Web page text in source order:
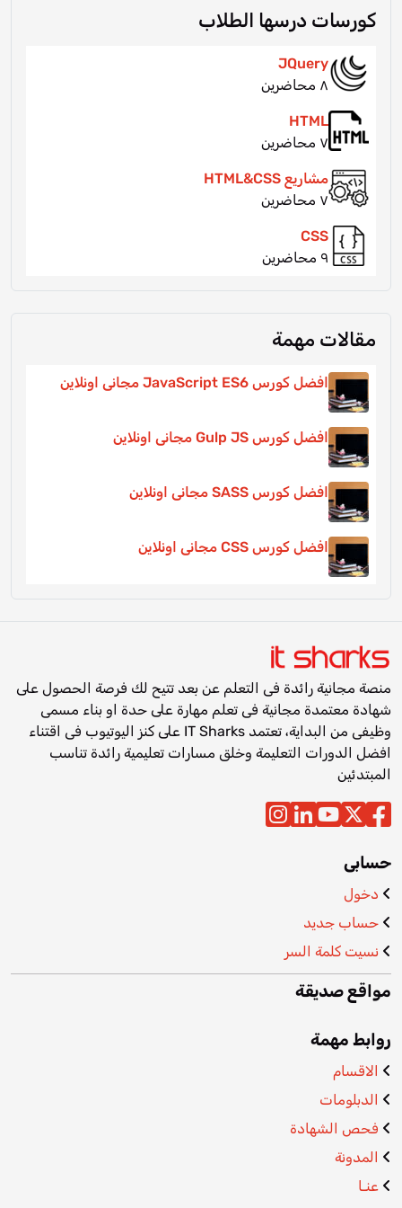
كورسات درسها الطلاب
JQuery
٨ محاضرين
HTML
٧ محاضرين
مشاريع HTML&CSS
٧ محاضرين
CSS
٩ محاضرين
مقالات مهمة
افضل كورس JavaScript ES6 مجانى اونلاين
افضل كورس Gulp JS مجانى اونلاين
افضل كورس SASS مجانى اونلاين
افضل كورس CSS مجانى اونلاين
منصة مجانية رائدة فى التعلم عن بعد تتيح لك فرصة الحصول على
شهادة معتمدة مجانية فى تعلم مهارة على حدة او بناء مسمى
وظيفى من البداية، تعتمد IT Sharks على كنز اليوتيوب فى اقتناء
افضل الدورات التعليمة وخلق مسارات تعليمية رائدة تناسب
المبتدئين
حسابى
دخول
حساب جديد
نسيت كلمة السر
مواقع صديقة
روابط مهمة
الاقسام
الدبلومات
فحص الشهادة
المدونة
عنـا